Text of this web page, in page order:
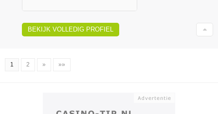
BEKIJK VOLLEDIG PROFIEL
1 2 » »»